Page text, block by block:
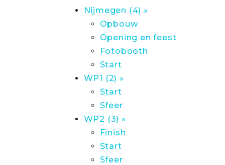
Nijmegen (4) »
Opbouw
Opening en feest
Fotobooth
Start
WP1 (2) »
Start
Sfeer
WP2 (3) »
Finish
Start
Sfeer